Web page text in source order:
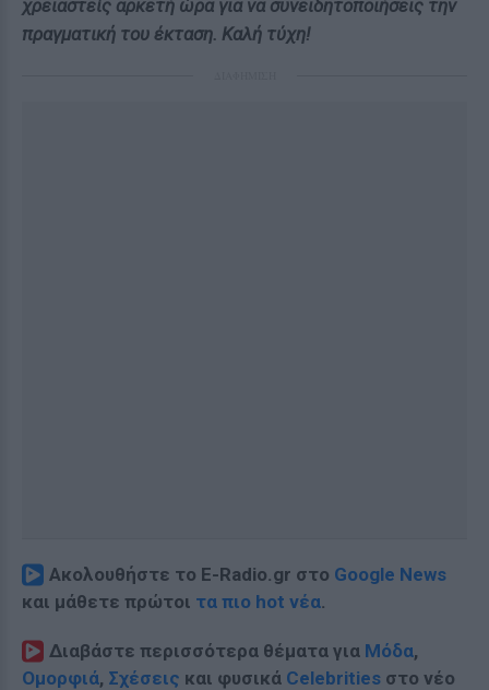
χρειαστείς αρκετή ώρα για να συνειδητοποιήσεις την
πραγματική του έκταση. Καλή τύχη!
Ακολουθήστε το E-Radio.gr στο Google News
και μάθετε πρώτοι τα πιο hot νέα.
Διαβάστε περισσότερα θέματα για Μόδα,
Ομορφιά, Σχέσεις και φυσικά Celebrities στο νέο